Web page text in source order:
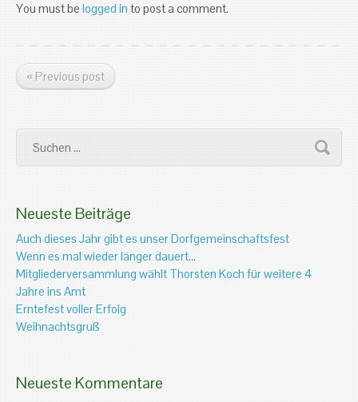
You must belogged into post a comment.
« Previous post
Neueste Beiträge
Auch dieses Jahr gibt es unser Dorfgemeinschaftsfest
Wenn es mal wieder länger dauert…
Mitgliederversammlung wählt Thorsten Koch für weitere 4
Jahre ins Amt
Erntefest voller Erfolg
Weihnachtsgruß
Neueste Kommentare